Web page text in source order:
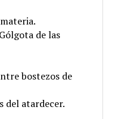
de las
bostezos de
del atardecer.